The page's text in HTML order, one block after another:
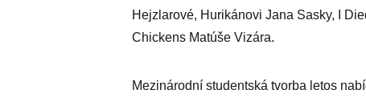
Hejzlarové, Hurikánovi Jana Sasky, I
Chickens Matúše Vizára.
Mezinárodní studentská tvorba letos